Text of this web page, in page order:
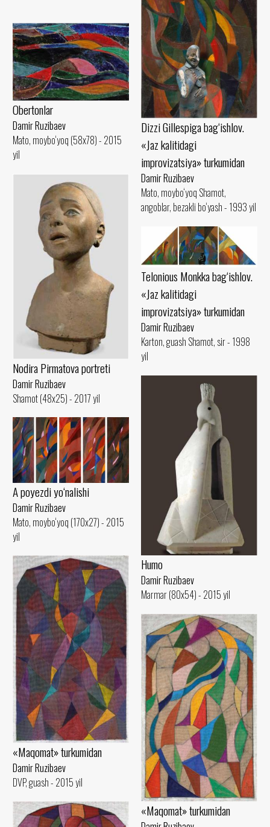
Dizzi Gillespiga bag‘ishlov.
«Jaz kalitidagi
improvizatsiya» turkumidan
Damir Ruzibaev
Mato, moybo‘yoq Shamot,
angoblar, bezakli bo‘yash - 1993 yil
Obertonlar
Damir Ruzibaev
Mato, moybo‘yoq (58x78) - 2015
yil
Nodira Pirmatova portreti
Damir Ruzibaev
Shamot (48x25) - 2017 yil
Telonious Monkka bag‘ishlov.
«Jaz kalitidagi
improvizatsiya» turkumidan
Damir Ruzibaev
Karton, guash Shamot, sir - 1998
yil
Humo
Damir Ruzibaev
Marmar (80x54) - 2015 yil
A poyezdi yo‘nalishi
Damir Ruzibaev
Mato, moybo‘yoq (170x27) - 2015
yil
«Maqomat» turkumidan
Damir Ruzibaev
DVP, guash - 2015 yil
«Maqomat» turkumidan